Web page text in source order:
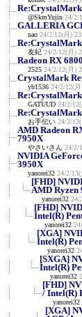
@SkmYujin 24/2/
GALLERIA
nao 24/2/12(月)
友紀 24/2/12(月)
Radeon RX 6800
2525 24/2/12(月)
CrystalMark
yb1536 24/2/12(
GATUUD 24/2/
お手伝い 24/2/
AMD Radeon
7950X
やさいさん 24/2/
NVIDIA
3950X
yanorei32 24/2/
[FHD]
AMD Ryzen
yanorei32 24/
[FHD]
Intel(R)
yanorei32
[XGA]
Intel(R)
yanorei32
[SXGA]
Intel(R)
yanorei32
[FHD]
/ Intel(R)
yanorei32
[XGA]